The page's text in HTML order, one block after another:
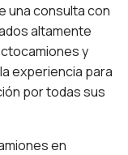
una consulta con
altamente
y
experiencia para
por todas sus
en